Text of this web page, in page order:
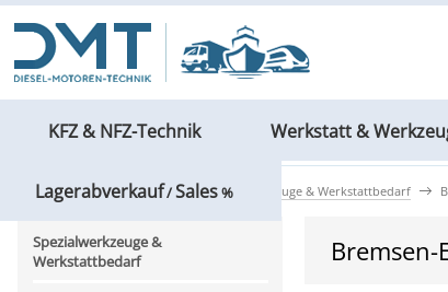
KFZ & NFZ-Technik Werkstatt &
Lagerabverkauf/Sales%
KFZ & NFZ-Technik Spezialwerkzeuge & Werkstattbedarf
Spezialwerkzeuge &
Werkstattbedarf